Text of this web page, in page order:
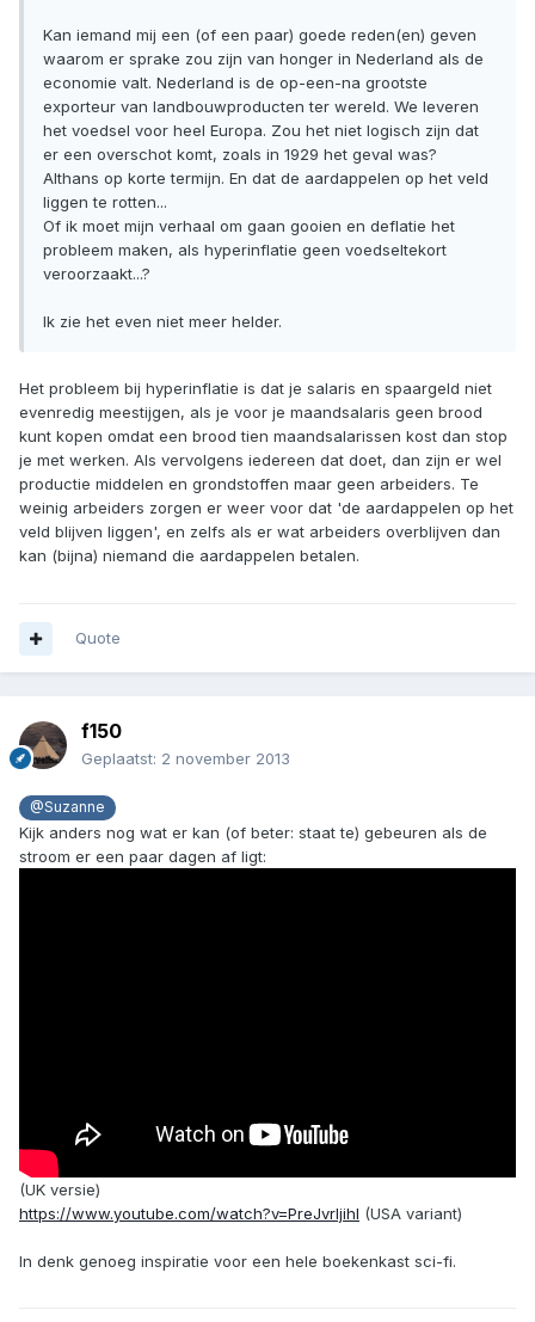
Kan iemand mij een (of een paar) goede reden(en) geven
waarom er sprake zou zijn van honger in Nederland als de
economie valt. Nederland is de op-een-na grootste
exporteur van landbouwproducten ter wereld. We leveren
het voedsel voor heel Europa. Zou het niet logisch zijn dat
er een overschot komt, zoals in 1929 het geval was?
Althans op korte termijn. En dat de aardappelen op het veld
liggen te rotten...
Of ik moet mijn verhaal om gaan gooien en deflatie het
probleem maken, als hyperinflatie geen voedseltekort
veroorzaakt...?
Ik zie het even niet meer helder.
Het probleem bij hyperinflatie is dat je salaris en spaargeld niet
evenredig meestijgen, als je voor je maandsalaris geen brood
kunt kopen omdat een brood tien maandsalarissen kost dan stop
je met werken. Als vervolgens iedereen dat doet, dan zijn er wel
productie middelen en grondstoffen maar geen arbeiders. Te
weinig arbeiders zorgen er weer voor dat 'de aardappelen op het
veld blijven liggen', en zelfs als er wat arbeiders overblijven dan
kan (bijna) niemand die aardappelen betalen.
Quote
f150
Geplaatst: 2 november 2013
@Suzanne
Kijk anders nog wat er kan (of beter: staat te) gebeuren als de
stroom er een paar dagen af ligt:
(UK versie)
https://www.youtube.com/watch?v=PreJvrljihI (USA variant)
In denk genoeg inspiratie voor een hele boekenkast sci-fi.